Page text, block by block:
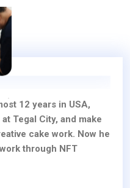
12 years in USA,
Tegal City, and make
cake work. Now he
through NFT